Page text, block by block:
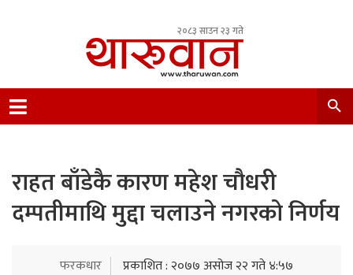
२०८३ साउन २३ गते
Nepal.
राहत बाँडेकै कारण महेश चौधरी
दम्पतीमाथि मुद्दा चलाउने नगरको निर्णय
फरकधार प्रकाशित : २०७७ असोज २२ गते ४:५७